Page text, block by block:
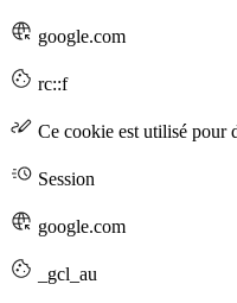
google.com
rc::f
Ce cookie est utilisé pour
Session
google.com
_gcl_au